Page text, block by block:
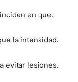
en que:
la intensidad.
evitar lesiones.